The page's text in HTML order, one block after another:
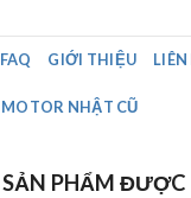
FAQ GIỚI THIỆU LIÊN
MOTOR NHẬT CŨ
SẢN PHẨM ĐƯỢC